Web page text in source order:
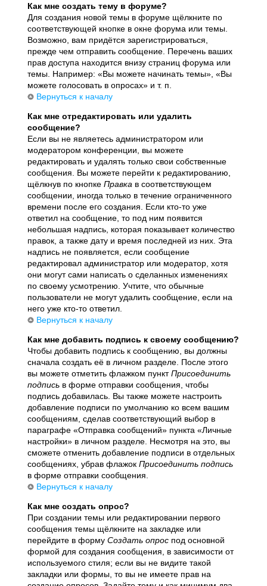
Как мне создать тему в форуме?
Для создания новой темы в форуме щёлкните по
соответствующей кнопке в окне форума или темы.
Возможно, вам придётся зарегистрироваться,
прежде чем отправить сообщение. Перечень ваших
прав доступа находится внизу страниц форума или
темы. Например: «Вы можете начинать темы», «Вы
можете голосовать в опросах» и т. п.
Вернуться к началу
Как мне отредактировать или удалить
сообщение?
Если вы не являетесь администратором или
модератором конференции, вы можете
редактировать и удалять только свои собственные
сообщения. Вы можете перейти к редактированию,
щёлкнув по кнопкеПравка в соответствующем
сообщении, иногда только в течение ограниченного
времени после его создания. Если кто-то уже
ответил на сообщение, то под ним появится
небольшая надпись, которая показывает количество
правок, а также дату и время последней из них. Эта
надпись не появляется, если сообщение
редактировал администратор или модератор, хотя
они могут сами написать о сделанных изменениях
по своему усмотрению. Учтите, что обычные
пользователи не могут удалить сообщение, если на
него уже кто-то ответил.
Вернуться к началу
Как мне добавить подпись к своему сообщению?
Чтобы добавить подпись к сообщению, вы должны
сначала создать её в личном разделе. После этого
вы можете отметить флажком пунктПрисоединить
подпись в форме отправки сообщения, чтобы
подпись добавилась. Вы также можете настроить
добавление подписи по умолчанию ко всем вашим
сообщениям, сделав соответствующий выбор в
параграфе «Отправка сообщений» пункта «Личные
настройки» в личном разделе. Несмотря на это, вы
сможете отменить добавление подписи в отдельных
сообщениях, убрав флажокПрисоединить подпись
в форме отправки сообщения.
Вернуться к началу
Как мне создать опрос?
При создании темы или редактировании первого
сообщения темы щёлкните на закладке или
перейдите в формуСоздать опрос под основной
формой для создания сообщения, в зависимости от
используемого стиля; если вы не видите такой
закладки или формы, то вы не имеете прав на